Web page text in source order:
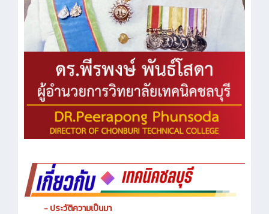
- ประวัติความเป็นมา